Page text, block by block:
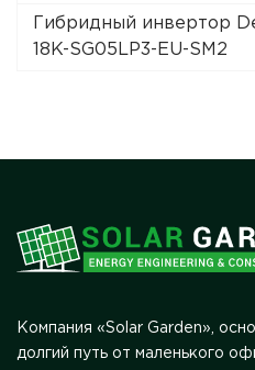
Гибридный инвертор
18K-SG05LP3-EU-SM2
Компания «Solar Garden»,
долгий путь от маленького